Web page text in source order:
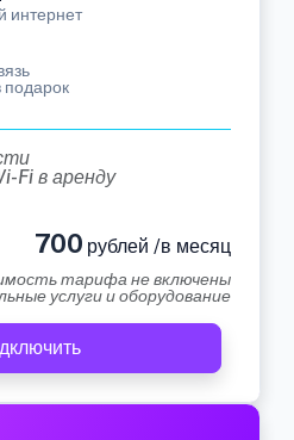
интернет
подарок
Fi в аренду
700 рублей /в месяц
тарифа не включены
услуги и оборудование